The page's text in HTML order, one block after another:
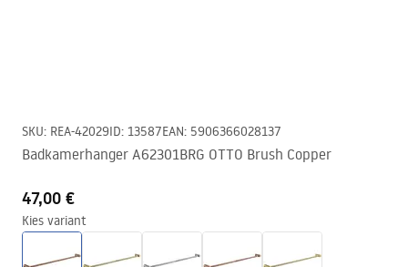
SKU: REA-42029ID: 13587EAN: 5906366028137
Badkamerhanger A62301BRG OTTO Brush Copper
47,00 €
Kies variant